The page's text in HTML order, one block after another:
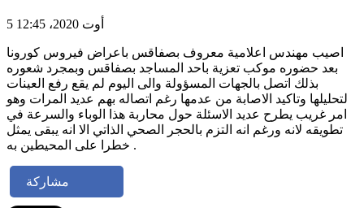
5 أوت 2020، 12:45
اصيب مهندس اعلامية معروف بصفاقس باعراض فيروس كورونا
بعد حضوره موكب تعزية باحد المساجد بصفاقس وبمجرد شعوره
بذلك اتصل بالجهات المسؤولة والى اليوم لم يقع رفع العينات
لتحليلها وتاكيد الاصابة من عدمها رغم اتصاله بهم عديد المرات وهو
امر غريب يطرح عديد الاسئلة حول محاربة هذا الوباء والسرعة في
تطويقه لانه ورغم انه التزم بالحجر الصحي الذاتي الا انه يبقى يمثل
خطرا على المحيطين به .
مشاركة